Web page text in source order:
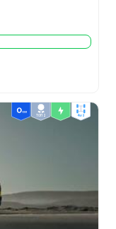
ТОП 2 4wd